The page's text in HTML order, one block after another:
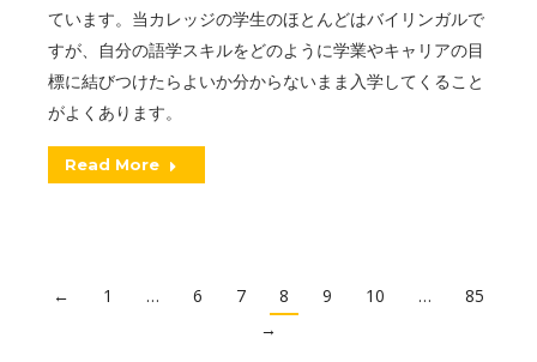
ています。当カレッジの学生のほとんどはバイリンガルで
すが、自分の語学スキルをどのように学業やキャリアの目
標に結びつけたらよいか分からないまま入学してくること
がよくあります。
Read More
← 1 … 6 7 8 9 10 …
85
→